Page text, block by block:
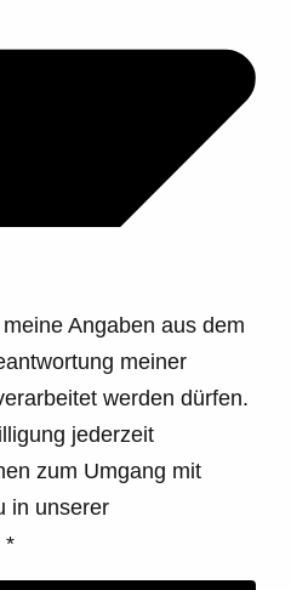
Angaben aus dem
meiner
werden dürfen.
jederzeit
zum Umgang mit
in unserer
*